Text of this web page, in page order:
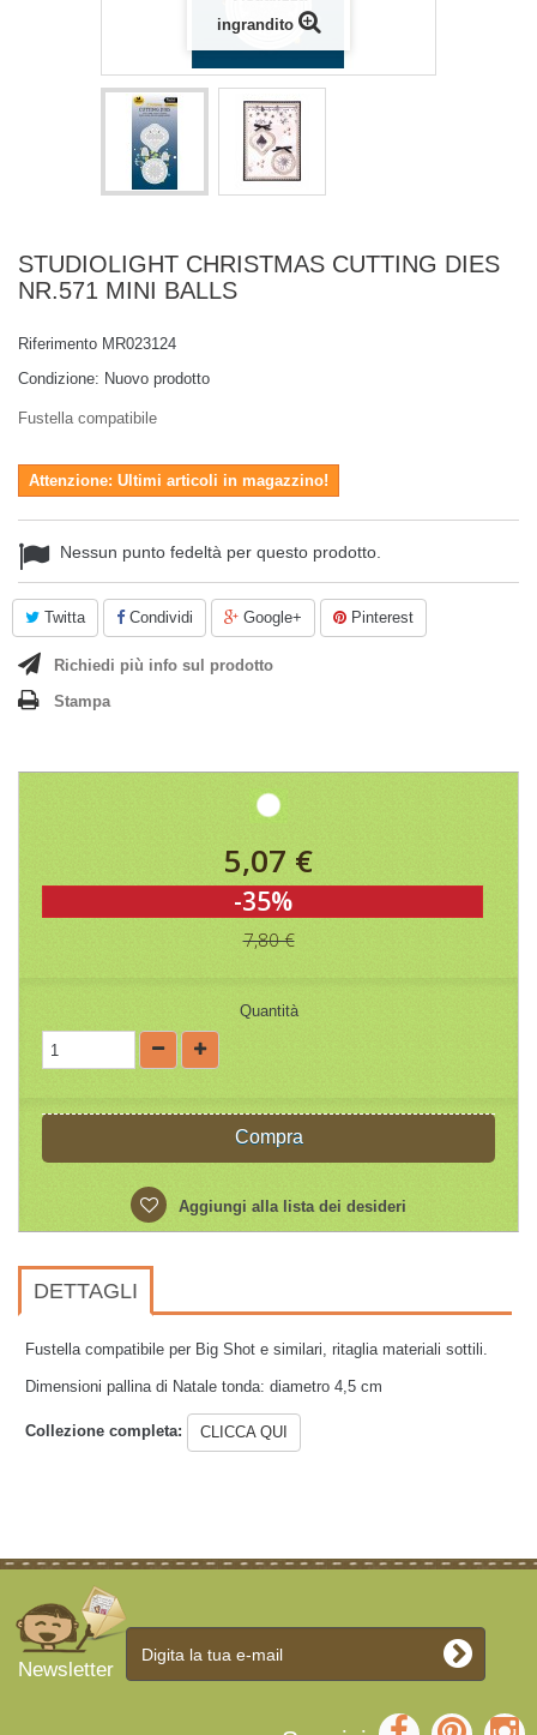
ingrandito
STUDIOLIGHT CHRISTMAS CUTTING DIES
NR.571 MINI BALLS
Riferimento MR023124
Condizione: Nuovo prodotto
Fustella compatibile
Attenzione: Ultimi articoli in magazzino!
Nessun punto fedeltà per questo prodotto.
Twitta Condividi Google+ Pinterest
Richiedi più info sul prodotto
Stampa
5,07 €
-35%
7,80 €
Quantità
Compra
Aggiungi alla lista dei desideri
DETTAGLI
Fustella compatibile per Big Shot e similari, ritaglia materiali sottili.
Dimensioni pallina di Natale tonda: diametro 4,5 cm
Collezione completa: CLICCA QUI
Newsletter